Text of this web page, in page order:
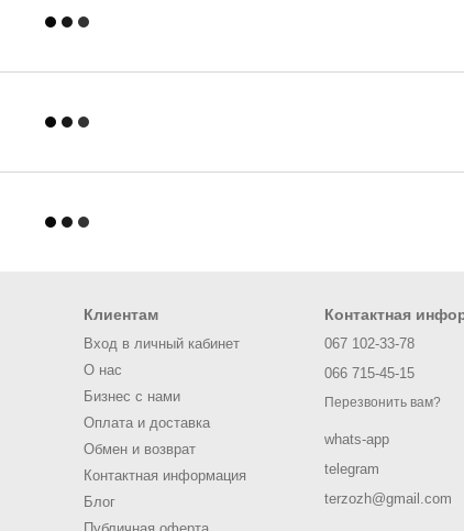
Клиентам
Вход в личный кабинет
О нас
Бизнес с нами
Оплата и доставка
Обмен и возврат
Контактная информация
Блог
Контактная
067 102-33-78
066 715-45-15
Перезвонить вам?
whats-app
telegram
terzozh@gmail.com